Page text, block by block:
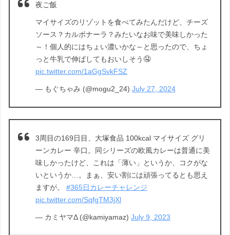
夜ご飯
マイサイズのリゾットを食べてみたんだけど、チーズ
ソース？カルボナーラ？みたいなお味で美味しかった
～！個人的にはちょい濃いかな～と思ったので、ちょ
っと牛乳で伸ばしてもおいしそう🤤
pic.twitter.com/1aGgSvkFSZ
— もぐちゃみ (@mogu2_24) July 27, 2024
3周目の169日目、大塚食品 100kcal マイサイズ グリ
ーンカレー 辛口。同シリーズの欧風カレーは普通に美
味しかったけど、これは「薄い」というか、コクがな
いというか…。まぁ、安い割には頑張ってるとも思え
ますが。 #365日カレーチャレンジ
pic.twitter.com/SqfgTM3jXl
— カミヤマΔ (@kamiyamaz) July 9, 2023